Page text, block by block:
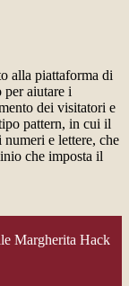
alla piattaforma di
aiutare i
dei visitatori e
pattern, in cui il
numeri e lettere, che
che imposta il
Margherita Hack